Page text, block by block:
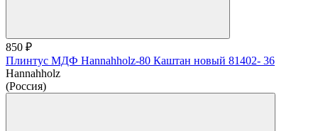
850 ₽
Плинтус МДФ Hannahholz-80 Каштан новый 81402- 36
Hannahholz
(Россия)